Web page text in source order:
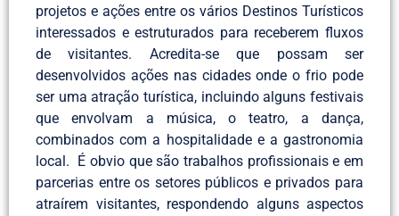
projetos e ações entre os vários Destinos Turísticos
interessados e estruturados para receberem fluxos
de visitantes. Acredita-se que possam ser
desenvolvidos ações nas cidades onde o frio pode
ser uma atração turística, incluindo alguns festivais
que envolvam a música, o teatro, a dança,
combinados com a hospitalidade e a gastronomia
local. É obvio que são trabalhos profissionais e em
parcerias entre os setores públicos e privados para
atraírem visitantes, respondendo alguns aspectos